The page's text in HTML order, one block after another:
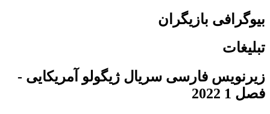
بیوگرافی بازیگران
تبلیغات
زیرنویس فارسی سریال ژیگولو آمریکایی -
فصل 1 2022